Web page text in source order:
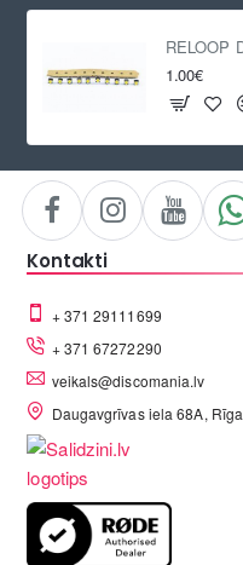
1.00€
Kontakti
+ 371 29111699
+ 371 67272290
veikals@discomania.lv
Daugavgrīvas iela 68A, Rīga